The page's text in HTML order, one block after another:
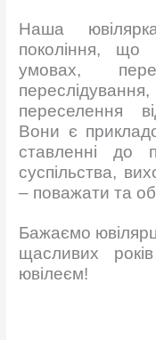
Наша
покоління,
умовах,
переселення
Вони є
ставленні до
суспільства,
– поважати та
Бажаємо
щасливих
ювілеєм!